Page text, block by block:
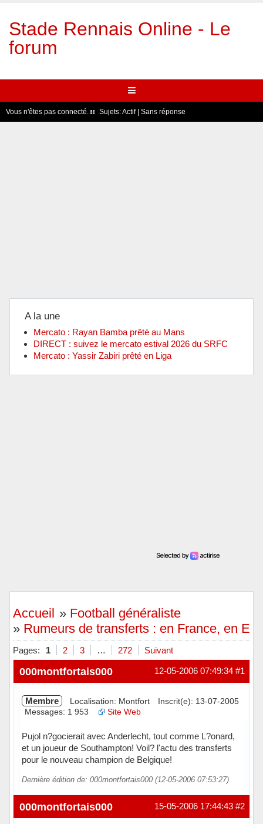
Stade Rennais Online - Le
forum
Vous n'êtes pas connecté. Sujets:Actif| Sans réponse
A la une
Mercato : Rayan Bamba prêté au Mans
DIRECT : suivez le mercato estival 2026 du SRFC
Mercato : Yassir Zabiri prêté en Liga
Accueil » Football généraliste
» Rumeurs de transferts : en France, en
Pages: 1 2 3 … 272 Suivant
#1
12-05-2006 07:49:34
000montfortais000
Membre Localisation: Montfort
Inscrit(e): 13-07-2005
Messages: 1 953
Site Web
Pujol n?gocierait avec Anderlecht, tout comme L?onard,
et un joueur de Southampton! Voil? l'actu des transferts
pour le nouveau champion de Belgique!
Dernière édition de: 000montfortais000 (12-05-2006 07:53:27)
Hors ligne #2
15-05-2006 17:44:43
000montfortais000